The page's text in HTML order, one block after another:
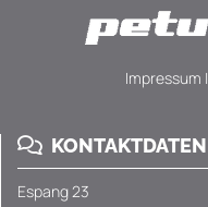
Impressum |
 KONTAKTDATEN
Espang 23